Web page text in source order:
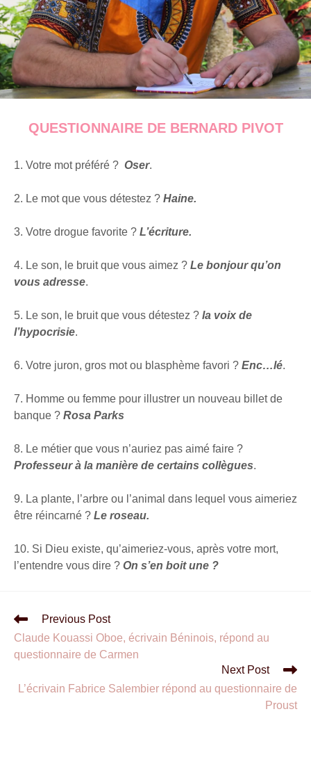
QUESTIONNAIRE DE BERNARD PIVOT
1. Votre mot préféré ? Oser.
2. Le mot que vous détestez ? Haine.
3. Votre drogue favorite ? L’écriture.
4. Le son, le bruit que vous aimez ? Le bonjourqu’on
vous adresse.
5. Le son, le bruit que vous détestez ? la voix de
l’hypocrisie.
6. Votre juron, gros mot ou blasphème favori ? Enc…lé.
7. Homme ou femme pour illustrer un nouveau billet de
banque ? Rosa Parks
8. Le métier que vous n’auriez pas aimé faire ?
Professeur à la manière de certains collègues.
9. La plante, l’arbre ou l’animal dans lequel vous aimeriez
être réincarné ? Le roseau.
10. Si Dieu existe, qu’aimeriez-vous, après votre mort,
l’entendre vous dire ? On s’en boit une ?
Previous Post
Claude Kouassi Oboe, écrivain Béninois, répond au
questionnaire de Carmen
Next Post
L’écrivain Fabrice Salembier répond au questionnaire de
Proust